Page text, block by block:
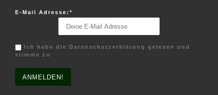
E-Mail Adresse:*
Ich habe die Datenschutzerklärung gelesen und
stimme zu